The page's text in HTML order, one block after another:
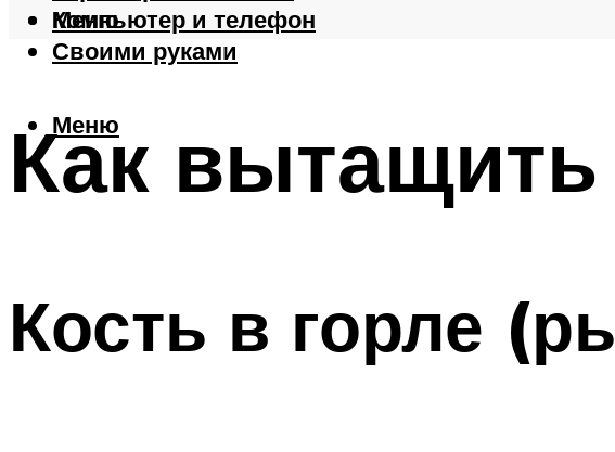
Компьютер и телефон
Своими руками
Меню
Меню
Как вытащить
Кость в горле